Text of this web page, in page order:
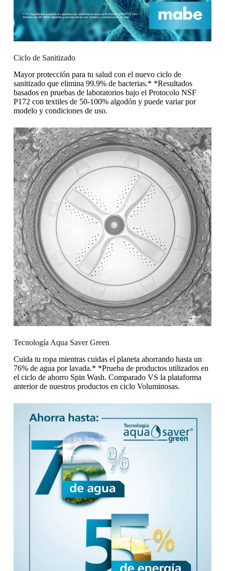
Ciclo de Sanitizado
Mayor protección para tu salud con el nuevo ciclo de
sanitizado que elimina 99.9% de bacterias.* *Resultados
basados en pruebas de laboratorios bajo el Protocolo NSF
P172 con textiles de 50-100% algodón y puede variar por
modelo y condiciones de uso.
Tecnología Aqua Saver Green
Cuida tu ropa mientras cuidas el planeta ahorrando hasta un
76% de agua por lavada.* *Prueba de productos utilizados en
el ciclo de ahorro Spin Wash. Comparado VS la plataforma
anterior de nuestros productos en ciclo Voluminosas.